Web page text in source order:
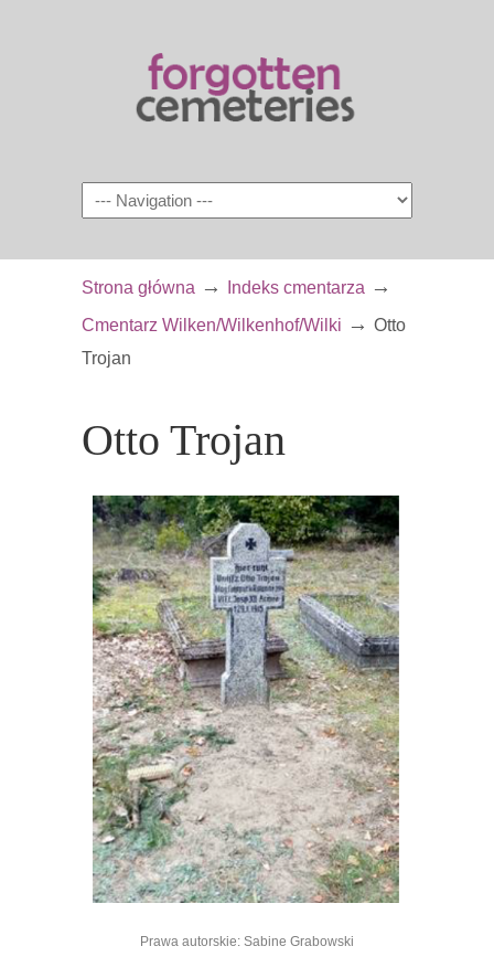
Navigation
Strona główna → Indeks cmentarza →
Cmentarz Wilken/Wilkenhof/Wilki → Otto
Trojan
Otto Trojan
Prawa autorskie: Sabine Grabowski